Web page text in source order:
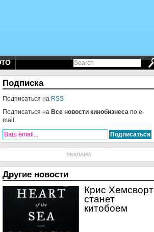
Подписка
Подписаться на RSS
Подписаться на Все новости кинобизнеса по e-
mail
РЕКЛАМА
Другие новости
Крис Хемсворт
станет
китобоем